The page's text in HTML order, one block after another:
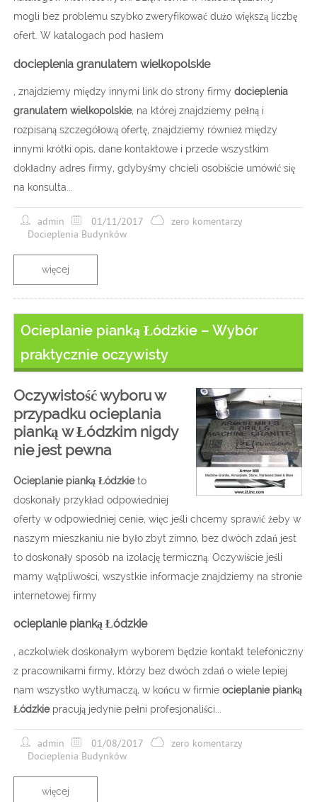
mogli bez problemu szybko zweryfikować dużo większą liczbę
ofert. W katalogach pod hasłem
docieplenia granulatem wielkopolskie
, znajdziemy między innymi link do strony firmy docieplenia
granulatem wielkopolskie, na której znajdziemy pełną i
rozpisaną szczegółową ofertę, znajdziemy również między
innymi krótki opis, dane kontaktowe i przede wszystkim
dokładny adres firmy, gdybyśmy chcieli osobiście umówić się
na konsulta...
admin 01/11/2017
zero komentarzy
Docieplenia Budynków
więcej
Ocieplanie pianką Łódzkie – Wybór
praktycznie oczywisty
Oczywistość wyboru w
przypadku ocieplania
pianką w Łódzkim nigdy
nie jest pewna
Ocieplanie pianką Łódzkieto
doskonały przykład odpowiedniej
oferty w odpowiedniej cenie, więc jeśli chcemy sprawić żeby w
naszym mieszkaniu nie było zbyt zimno, bez dwóch zdań jest
to doskonały sposób na izolację termiczną. Oczywiście jeśli
mamy wątpliwości, wszystkie informacje znajdziemy na stronie
internetowej firmy
ocieplanie pianką Łódzkie
, aczkolwiek doskonałym wyborem będzie kontakt telefoniczny
z pracownikami firmy, którzy bez dwóch zdań o wiele lepiej
nam wszystko wytłumaczą, w końcu w firmie ocieplanie pianką
Łódzkiepracują jedynie pełni profesjonaliści...
admin 01/08/2017
zero komentarzy
Docieplenia Budynków
więcej